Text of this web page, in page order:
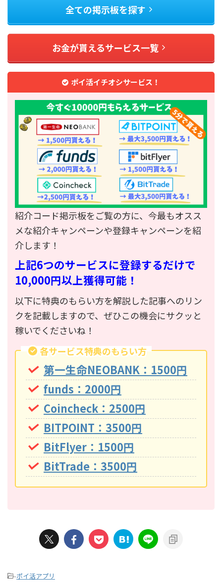
全ての掲示板を探す
お金が貰えるサービス一覧
ポイ活イチオシサービス！
紹介コード掲示板をご覧の方に、今最もオスス
メな紹介キャンペーンや登録キャンペーンを紹
介します！
上記6つのサービスに登録するだけで
10,000円以上獲得可能！
以下に特典のもらい方を解説した記事へのリン
クを記載しますので、ぜひこの機会にサクッと
稼いでくださいね！
各サービス特典のもらい方
第一生命NEOBANK：1500円
funds：2000円
Coincheck：2500円
BITPOINT：3500円
BitFlyer：1500円
BitTrade：3500円
-ポイ活アプリ